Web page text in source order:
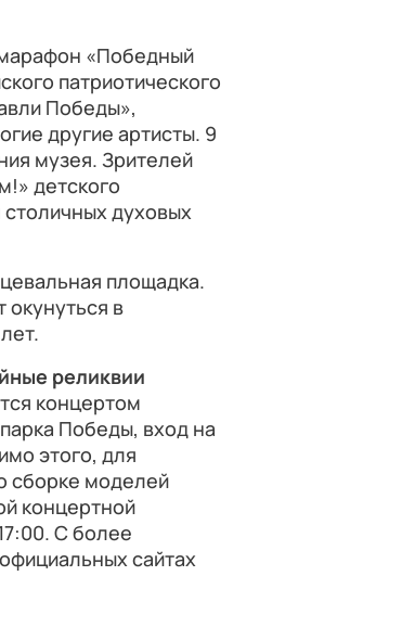
«Победный
патриотического
Победы»,
другие артисты. 9
музея. Зрителей
детского
духовых
площадка.
в
реликвии
концертом
Победы, вход на
этого, для
сборке моделей
концертной
С более
сайтах